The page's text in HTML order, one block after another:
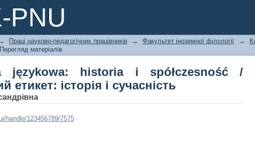
PNU
językowa: historia i spółczesność /
Праці науково-педагогічних працівників → Факультет іноземної філології →
Перегляд матеріалів
językowa: historia i spółczesność /
історія і сучасність
handle/123456789/7575